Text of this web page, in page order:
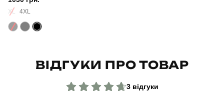
Склад тканини
Країна - виробник
XL 4XL
ВІДГУКИ ПРО ТОВАР
3 відгуки